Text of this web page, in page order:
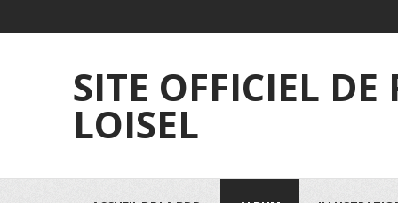
SITE OFFICIEL DE
LOISEL